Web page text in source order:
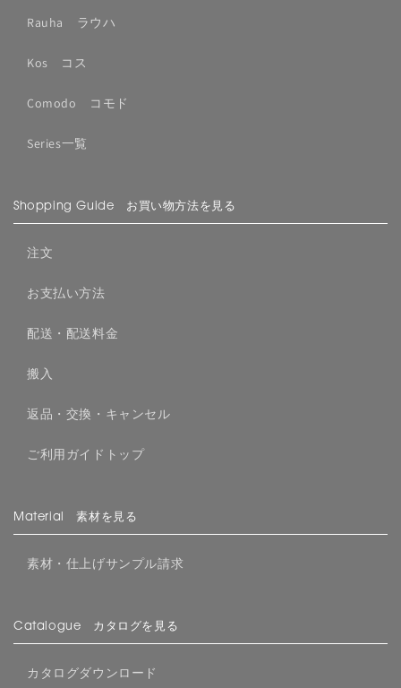
Rauha ラウハ
Kos コス
Comodo コモド
Series一覧
Shopping Guide お買い物方法を見る
注文
お支払い方法
配送・配送料金
搬入
返品・交換・キャンセル
ご利用ガイドトップ
Material 素材を見る
素材・仕上げサンプル請求
Catalogue カタログを見る
カタログダウンロード